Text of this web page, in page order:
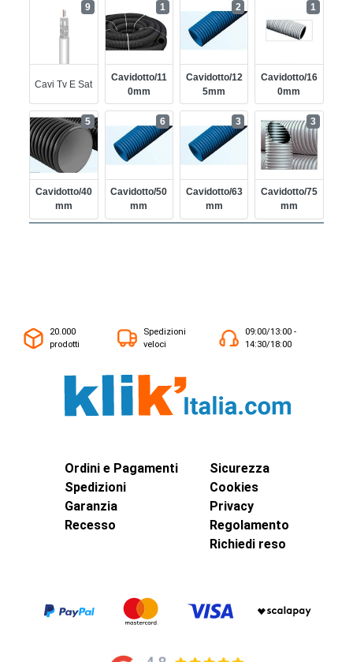
Cavi Tv E Sat
9
Cavidotto/11
0mm
1
Cavidotto/12
5mm
2
Cavidotto/16
0mm
1
Cavidotto/40
Mm
5
Cavidotto/50
Mm
6
Cavidotto/63
Mm
3
Cavidotto/75
Mm
3
20.000
prodotti
Spedizioni
veloci
09:00/13:00 -
14:30/18:00
Ordini e Pagamenti
Spedizioni
Garanzia
Recesso
Sicurezza
Cookies
Privacy
Regolamento
Richiedi reso